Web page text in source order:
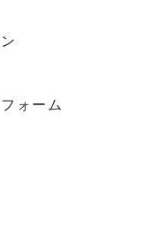
ォーム